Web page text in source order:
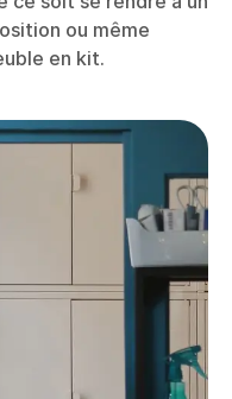
ou même
en kit.